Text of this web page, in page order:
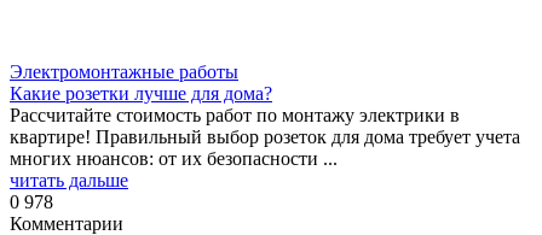
Электромонтажные работы
Какие розетки лучше для дома?
Рассчитайте стоимость работ по монтажу электрики в
квартире! Правильный выбор розеток для дома требует учета
многих нюансов: от их безопасности ...
читать дальше
0 978
Комментарии